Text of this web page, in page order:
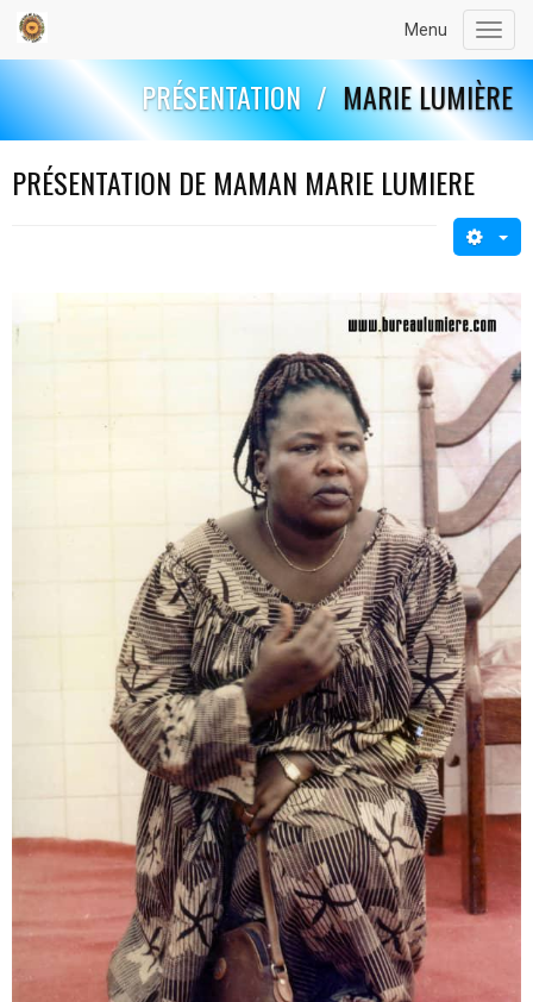
Menu
PRÉSENTATION/ MARIE LUMIÈRE
PRÉSENTATION DE MAMAN MARIE LUMIERE